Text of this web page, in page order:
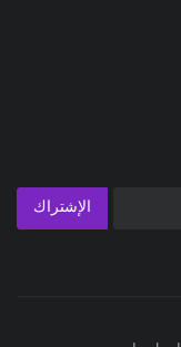
الإشتراك